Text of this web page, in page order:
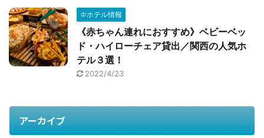
♔ホテル情報
《赤ちゃん連れにおすすめ》ベビーベッ
ド・ハイローチェア貸出／関西の人気ホ
テル３選！
2022/4/23
アーカイブ